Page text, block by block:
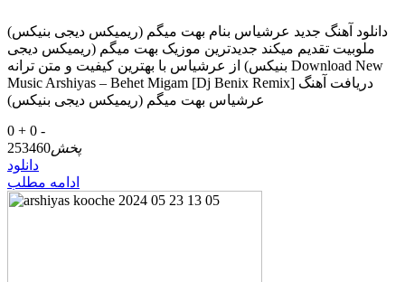
دانلود آهنگ جدید عرشیاس بنام بهت میگم (ریمیکس دیجی بنیکس)
ملوبیت تقدیم میکند جدیدترین موزیک بهت میگم (ریمیکس دیجی
بنیکس) از عرشیاس با بهترین کیفیت و متن ترانه Download New
Music Arshiyas – Behet Migam [Dj Benix Remix] دریافت آهنگ
عرشیاس بهت میگم (ریمیکس دیجی بنیکس)
0 + 0 -
پخش253460
دانلود
ادامه مطلب